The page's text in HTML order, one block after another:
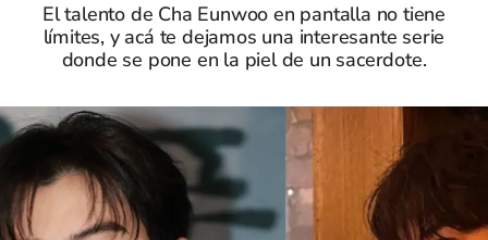
El talento de Cha Eunwoo en pantalla no tiene
límites, y acá te dejamos una interesante serie
donde se pone en la piel de un sacerdote.